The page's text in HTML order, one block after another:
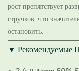
рост препятствует
стручков, что
остановить.
▼ Рекомендуемые